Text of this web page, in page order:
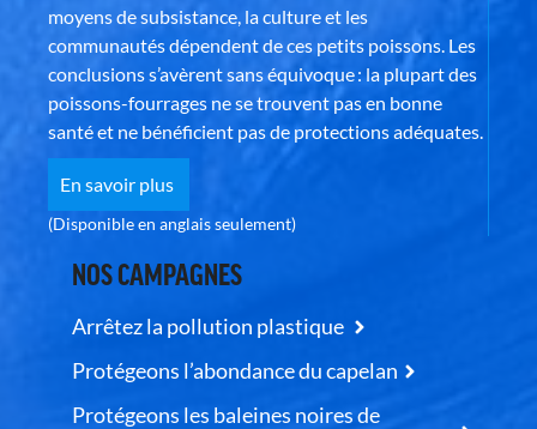
moyens de subsistance, la culture et les
communautés dépendent de ces petits poissons. Les
conclusions s’avèrent sans équivoque : la plupart des
poissons-fourrages ne se trouvent pas en bonne
santé et ne bénéficient pas de protections adéquates.
En savoir plus
(Disponible en anglais seulement)
NOS CAMPAGNES
Arrêtez la pollution plastique
Protégeons l’abondance du capelan
Protégeons les baleines noires de